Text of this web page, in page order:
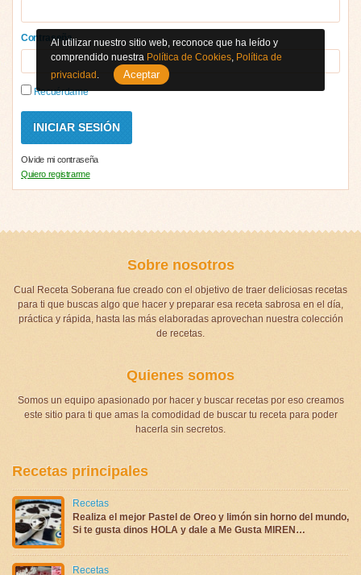
Contraseña
Recuérdame
Olvide mi contraseña
Quiero registrarme
Sobre nosotros
Cual Receta Soberana fue creado con el objetivo de traer deliciosas recetas
para ti que buscas algo que hacer y preparar esa receta sabrosa en el día,
práctica y rápida, hasta las más elaboradas aprovechan nuestra colección
de recetas.
Quienes somos
Somos un equipo apasionado por hacer y buscar recetas por eso creamos
este sitio para ti que amas la comodidad de buscar tu receta para poder
hacerla sin secretos.
Recetas principales
Recetas
Realiza el mejor Pastel de Oreo y limón sin horno del mundo,
Si te gusta dinos HOLA y dale a Me Gusta MIREN…
Recetas
Al utilizar nuestro sitio web, reconoce que ha leído y
comprendido nuestra Política de Cookies, Política de
privacidad . Aceptar